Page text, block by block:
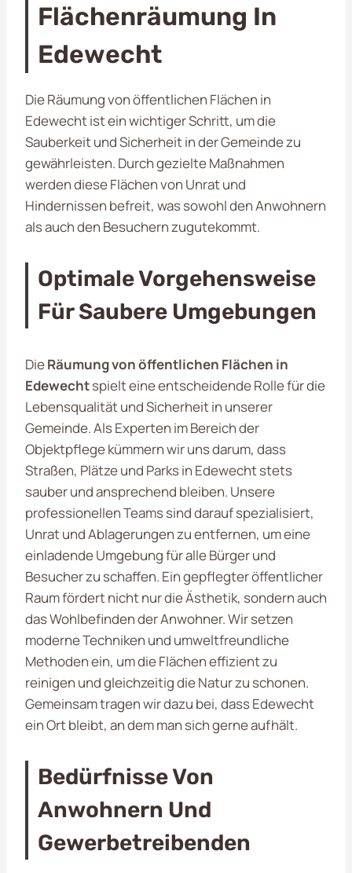
Flächenräumung In
Edewecht
Die Räumung von öffentlichen Flächen in
Edewecht ist ein wichtiger Schritt, um die
Sauberkeit und Sicherheit in der Gemeinde zu
gewährleisten. Durch gezielte Maßnahmen
werden diese Flächen von Unrat und
Hindernissen befreit, was sowohl den Anwohnern
als auch den Besuchern zugutekommt.
Optimale Vorgehensweise
Für Saubere Umgebungen
DieRäumung von öffentlichen Flächen in
Edewechtspielt eine entscheidende Rolle für die
Lebensqualität und Sicherheit in unserer
Gemeinde. Als Experten im Bereich der
Objektpflege kümmern wir uns darum, dass
Straßen, Plätze und Parks in Edewecht stets
sauber und ansprechend bleiben. Unsere
professionellen Teams sind darauf spezialisiert,
Unrat und Ablagerungen zu entfernen, um eine
einladende Umgebung für alle Bürger und
Besucher zu schaffen. Ein gepflegter öffentlicher
Raum fördert nicht nur die Ästhetik, sondern auch
das Wohlbefinden der Anwohner. Wir setzen
moderne Techniken und umweltfreundliche
Methoden ein, um die Flächen effizient zu
reinigen und gleichzeitig die Natur zu schonen.
Gemeinsam tragen wir dazu bei, dass Edewecht
ein Ort bleibt, an dem man sich gerne aufhält.
Bedürfnisse Von
Anwohnern Und
Gewerbetreibenden